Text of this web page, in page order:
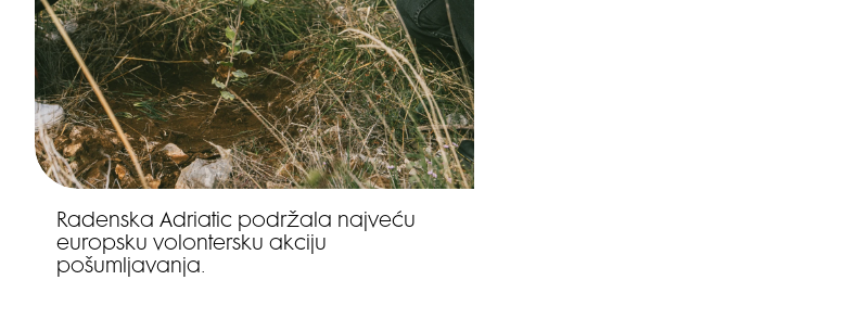
Radenska Adriatic podržala najveću
europsku volontersku akciju
pošumljavanja.